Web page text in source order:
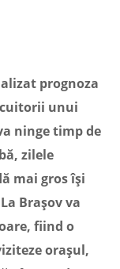
prognoza
unui
ninge timp de
zilele
mai gros își
Brașov va
fiind o
orașul,